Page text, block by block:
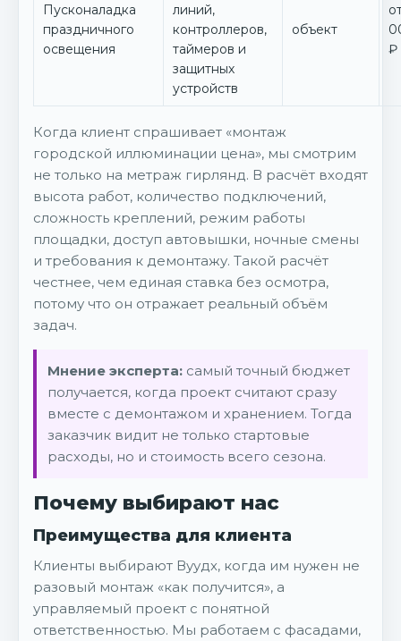
Пусконаладка
праздничного
освещения
линий,
контроллеров,
таймеров и
защитных
устройств
объект
₽
Когда клиент спрашивает «монтаж
городской иллюминации цена», мы смотрим
не только на метраж гирлянд. В расчёт входят
высота работ, количество подключений,
сложность креплений, режим работы
площадки, доступ автовышки, ночные смены
и требования к демонтажу. Такой расчёт
честнее, чем единая ставка без осмотра,
потому что он отражает реальный объём
задач.
Мнение эксперта: самый точный бюджет
получается, когда проект считают сразу
вместе с демонтажом и хранением. Тогда
заказчик видит не только стартовые
расходы, но и стоимость всего сезона.
Почему выбирают нас
Преимущества для клиента
Клиенты выбирают Вуудх, когда им нужен не
разовый монтаж «как получится», а
управляемый проект с понятной
ответственностью. Мы работаем с фасадами,